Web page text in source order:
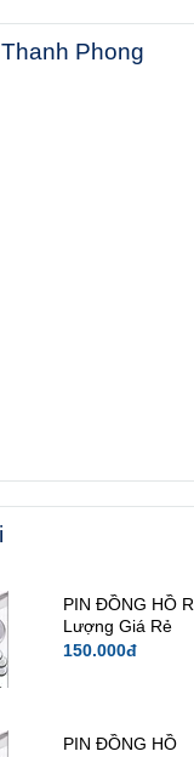
Phong
PIN ĐỒNG HỒ
Lượng Giá Rẻ
150.000đ
PIN ĐỒNG HỒ